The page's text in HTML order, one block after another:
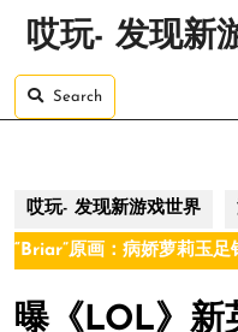
哎玩- 发现新
Search
哎玩- 发现新游戏世界
“Briar”原画：病娇萝莉玉足
曝《LOL》新